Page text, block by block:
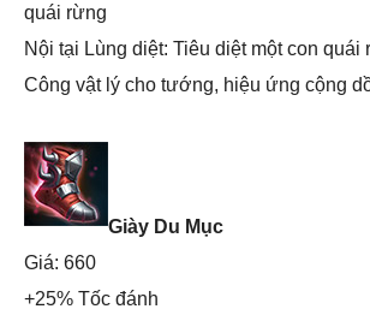
quái rừng
Nội tại Lùng diệt: Tiêu diệt một con quái
Công vật lý cho tướng, hiệu ứng cộng
Giày Du Mục
Giá: 660
+25% Tốc đánh